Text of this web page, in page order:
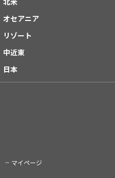
オセアニア
リゾート
中近東
日本
マイページ